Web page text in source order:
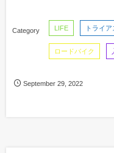
LIFE トライ
ロードバイク
September 29 ,2022